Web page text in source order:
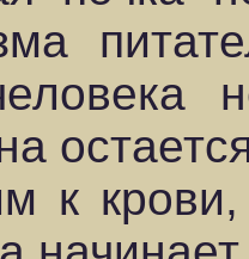
к крови,